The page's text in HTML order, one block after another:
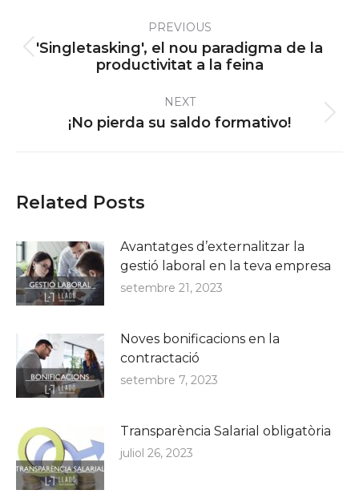
navigationPREVIOUS
Previous
post:
'Singletasking', el nou paradigma de la
productivitat a la feina
NEXT
Next
¡No pierda su saldo formativo!
Related Posts
Avantatges d’externalitzar la
gestió laboral en la teva empresa
setembre 21, 2023
Noves bonificacions en la
contractació
setembre 7, 2023
Transparència Salarial obligatòria
juliol 26, 2023